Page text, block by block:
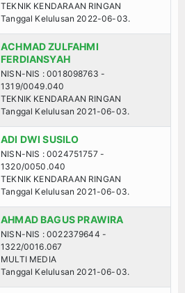
TEKNIK KENDARAAN RINGAN
Tanggal Kelulusan 2022-06-03.
ACHMAD ZULFAHMI
FERDIANSYAH
NISN-NIS : 0018098763 -
1319/0049.040
TEKNIK KENDARAAN RINGAN
Tanggal Kelulusan 2021-06-03.
ADI DWI SUSILO
NISN-NIS : 0024751757 -
1320/0050.040
TEKNIK KENDARAAN RINGAN
Tanggal Kelulusan 2021-06-03.
AHMAD BAGUS PRAWIRA
NISN-NIS : 0022379644 -
1322/0016.067
MULTI MEDIA
Tanggal Kelulusan 2021-06-03.